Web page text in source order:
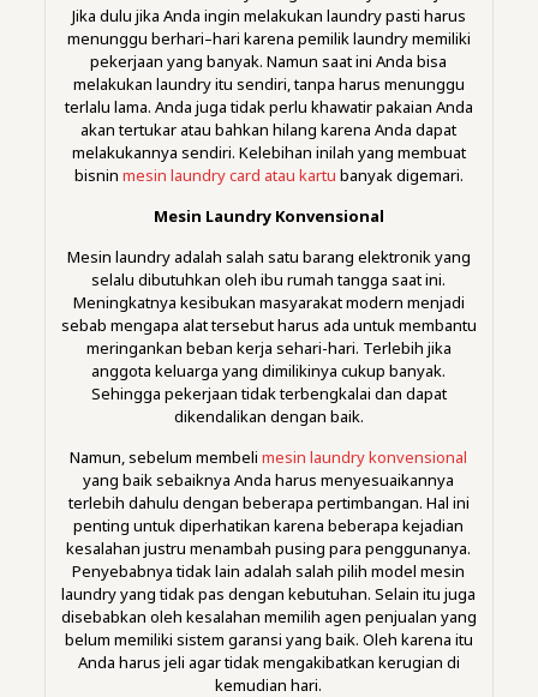
Jika dulu jika Anda ingin melakukan laundry pasti harus
menunggu berhari–hari karena pemilik laundry memiliki
pekerjaan yang banyak. Namun saat ini Anda bisa
melakukan laundry itu sendiri, tanpa harus menunggu
terlalu lama. Anda juga tidak perlu khawatir pakaian Anda
akan tertukar atau bahkan hilang karena Anda dapat
melakukannya sendiri. Kelebihan inilah yang membuat
bisnin mesin laundry card atau kartu banyak digemari.
Mesin Laundry Konvensional
Mesin laundry adalah salah satu barang elektronik yang
selalu dibutuhkan oleh ibu rumah tangga saat ini.
Meningkatnya kesibukan masyarakat modern menjadi
sebab mengapa alat tersebut harus ada untuk membantu
meringankan beban kerja sehari-hari. Terlebih jika
anggota keluarga yang dimilikinya cukup banyak.
Sehingga pekerjaan tidak terbengkalai dan dapat
dikendalikan dengan baik.
Namun, sebelum membelimesin laundry konvensional
yang baik sebaiknya Anda harus menyesuaikannya
terlebih dahulu dengan beberapa pertimbangan. Hal ini
penting untuk diperhatikan karena beberapa kejadian
kesalahan justru menambah pusing para penggunanya.
Penyebabnya tidak lain adalah salah pilih model mesin
laundry yang tidak pas dengan kebutuhan. Selain itu juga
disebabkan oleh kesalahan memilih agen penjualan yang
belum memiliki sistem garansi yang baik. Oleh karena itu
Anda harus jeli agar tidak mengakibatkan kerugian di
kemudian hari.